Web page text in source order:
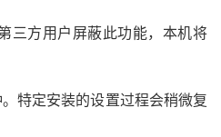
三方用户屏蔽此功能，本机将
特定安装的设置过程会稍微复